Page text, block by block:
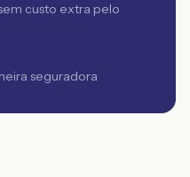
custo extra pelo
seguradora